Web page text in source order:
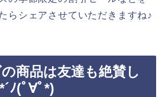
らシェアさせていただきますね♪
商品は友達も絶賛し
ﾉ(ﾟ∀ﾟ*)